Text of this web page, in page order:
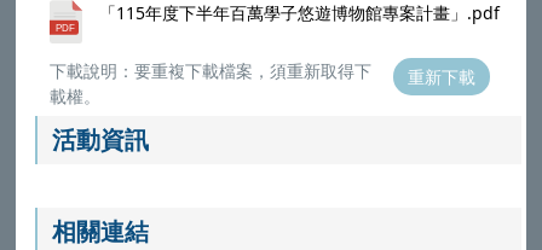
「115年度下半年百萬學子悠遊博物館專案計畫」.pdf
下載說明：要重複下載檔案，須重新取得下
載權。
重新下載
活動資訊
相關連結